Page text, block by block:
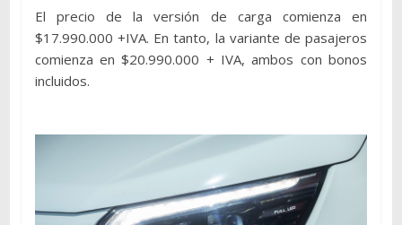
El precio de la versión de carga comienza en
$17.990.000 +IVA. En tanto, la variante de pasajeros
comienza en $20.990.000 + IVA, ambos con bonos
incluidos.